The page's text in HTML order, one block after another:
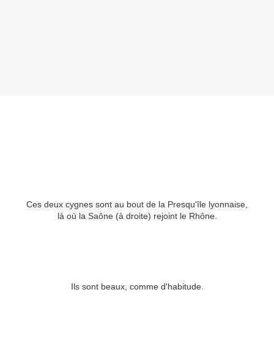
Ces deux cygnes sont au bout de la Presqu'île lyonnaise,
là où la Saône (à droite) rejoint le Rhône.
Ils sont beaux, comme d'habitude.